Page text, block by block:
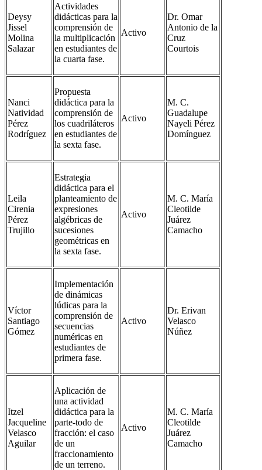
Deysy
Jissel
Molina
Salazar
Actividades
didácticas para la
comprensión de
la multiplicación
en estudiantes de
la cuarta fase.
Activo
Dr. Omar
Antonio de la
Cruz
Courtois
Nanci
Natividad
Pérez
Rodríguez
Propuesta
didáctica para la
comprensión de
los cuadriláteros
en estudiantes de
la sexta fase.
Activo
M. C.
Guadalupe
Nayeli Pérez
Domínguez
Leila
Cirenia
Pérez
Trujillo
Estrategia
didáctica para el
planteamiento de
expresiones
algébricas de
sucesiones
geométricas en
la sexta fase.
Activo
M. C. María
Cleotilde
Juárez
Camacho
Víctor
Santiago
Gómez
Implementación
de dinámicas
lúdicas para la
comprensión de
secuencias
numéricas en
estudiantes de
primera fase.
Activo
Dr. Erivan
Velasco
Núñez
Itzel
Jacqueline
Velasco
Aguilar
Aplicación de
una actividad
didáctica para la
parte-todo de
fracción: el caso
de un
fraccionamiento
de un terreno.
Activo
M. C. María
Cleotilde
Juárez
Camacho